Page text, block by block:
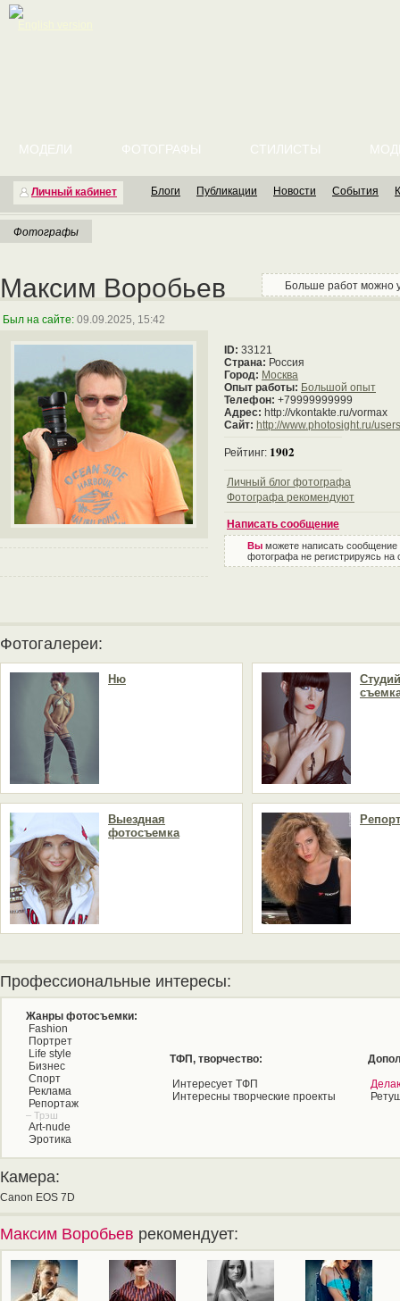
Личный кабинет
МОДЕЛИ ФОТОГРАФЫ СТИЛИСТЫ
Блоги Публикации Новости События
Фотографы
Максим Воробьев Больше работ можно
Был на сайте: 09.09.2025, 15:42
ID: 33121
Страна: Россия
Город: Москва
Опыт работы: Большой опыт
Телефон: +79999999999
Адрес: http://vkontakte.ru/vormax
Сайт: http://www.photosight.ru/
Рейтинг: 1902
Личный блог фотографа
Фотографа рекомендуют
Написать сообщение
Вы можете написать сообщение
фотографа не регистрируясь на
Фотогалереи:
Ню
Выездная
фотосъемка
Профессиональные интересы:
Жанры фотосъемки:
Fashion
Портрет
Life style
Бизнес
Спорт
Реклама
Репортаж
– Трэш
Art-nude
Эротика
ТФП, творчество:
Интересует ТФП
Интересны творческие проекты
Камера:
Canon EOS 7D
Максим Воробьев рекомендует: